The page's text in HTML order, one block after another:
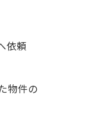
依頼
物件の